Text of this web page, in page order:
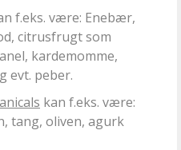
f.eks. være: Enebær,
citrusfrugt som
kardemomme,
evt. peber.
kan f.eks. være:
tang, oliven, agurk